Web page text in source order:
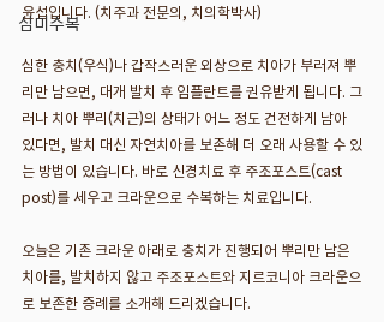
심미수복
윤섭입니다. (치주과 전문의, 치의학박사)
심한 충치(우식)나 갑작스러운 외상으로 치아가 부러져 뿌
리만 남으면, 대개 발치 후 임플란트를 권유받게 됩니다. 그
러나 치아 뿌리(치근)의 상태가 어느 정도 건전하게 남아
있다면, 발치 대신 자연치아를 보존해 더 오래 사용할 수 있
는 방법이 있습니다. 바로 신경치료 후 주조포스트(cast
post)를 세우고 크라운으로 수복하는 치료입니다.
오늘은 기존 크라운 아래로 충치가 진행되어 뿌리만 남은
치아를, 발치하지 않고 주조포스트와 지르코니아 크라운으
로 보존한 증례를 소개해 드리겠습니다.